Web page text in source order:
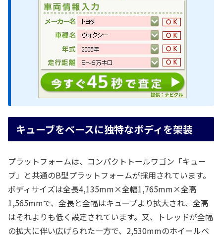
キューブをベースに独特なボディを架装
プラットフォームは、コンパクトトールワゴン「キュー
ブ」と共通のB型プラットフォームが採用されています。
ボディサイズは全長4,135mm×全幅1,765mm×全高
1,565mmで、全長と全幅はキューブより拡大され、全高
はそれよりも低く設定されています。又、トレッドが全幅
の拡大に伴い広げられた一方で、2,530mmのホイールベ